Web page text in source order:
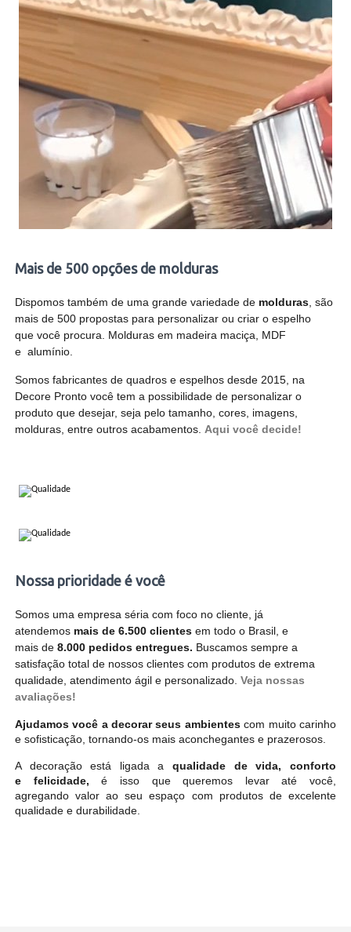
Mais de 500 opções de molduras
Dispomos também de uma grande variedade de molduras, são
mais de 500 propostas para personalizar ou criar o espelho
que você procura. Molduras em madeira maciça, MDF
e alumínio.
Somos fabricantes de quadros e espelhos desde 2015, na
Decore Pronto você tem a possibilidade de personalizar o
produto que desejar, seja pelo tamanho, cores, imagens,
molduras, entre outros acabamentos. Aqui você decide!
Nossa prioridade é você
Somos uma empresa séria com foco no cliente, j
atendemos mais de 6.500 clientesem todo o Brasil, e
mais de 8.000 pedidos entregues. Buscamos sempre a
satisfação total de nossos clientes com produtos de extrema
qualidade, atendimento ágil e personalizado. Veja nossas
avaliações!
Ajudamos você a decorar seus ambientescom muito carinho
e sofisticação, tornando-os mais aconchegantes e prazerosos.
A decoração está ligada aqualidade de vida, conforto
e felicidade,
é isso que queremos levar até você,
agregando valor ao seu espaço com produtos de excelente
qualidade e durabilidade.